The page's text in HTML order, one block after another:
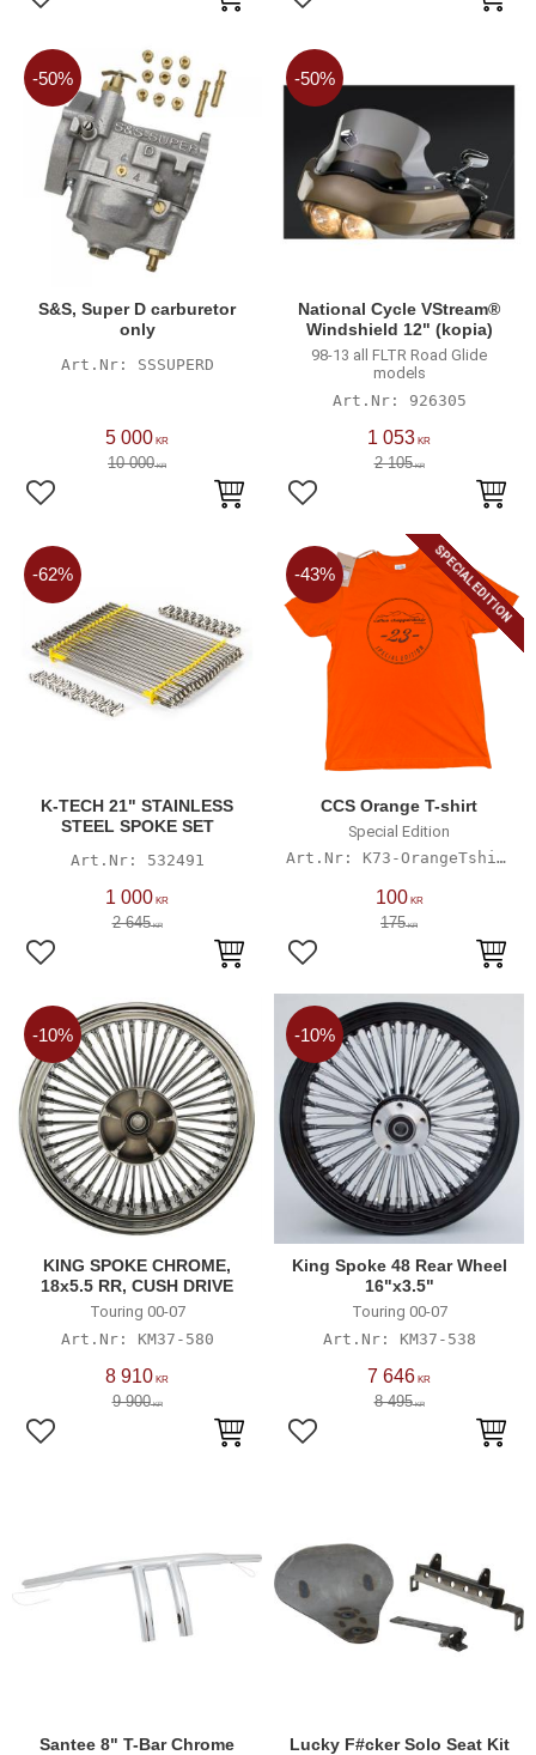
Lägg till i favoriter Lägg till i favoriter
S&S, Super D carburetor
only
SSSUPERD
5 000 KR
10 000KR
50%
Lägg till i favoriter
National Cycle VStream®
Windshield 12" (kopia)
98-13 all FLTR Road Glide
models
926305
1 053 KR
2 105KR
50%
Lägg till i favoriter
K-TECH 21" STAINLESS
STEEL SPOKE SET
532491
1 000 KR
2 645KR
62%
Lägg till i favoriter
CCS Orange T-shirt
Special Edition
K73-OrangeTshirtS
100KR
175KR
43% SPECIAL EDITION
Lägg till i favoriter
KING SPOKE CHROME,
18x5.5 RR, CUSH DRIVE
Touring 00-07
KM37-580
8 910 KR
9 900KR
10%
Lägg till i favoriter
King Spoke 48 Rear Wheel
16"x3.5"
Touring 00-07
KM37-538
7 646 KR
8 495KR
10%
Lägg till i favoriter
Santee 8" T-Bar Chrome
Lucky F#cker Solo Seat Kit